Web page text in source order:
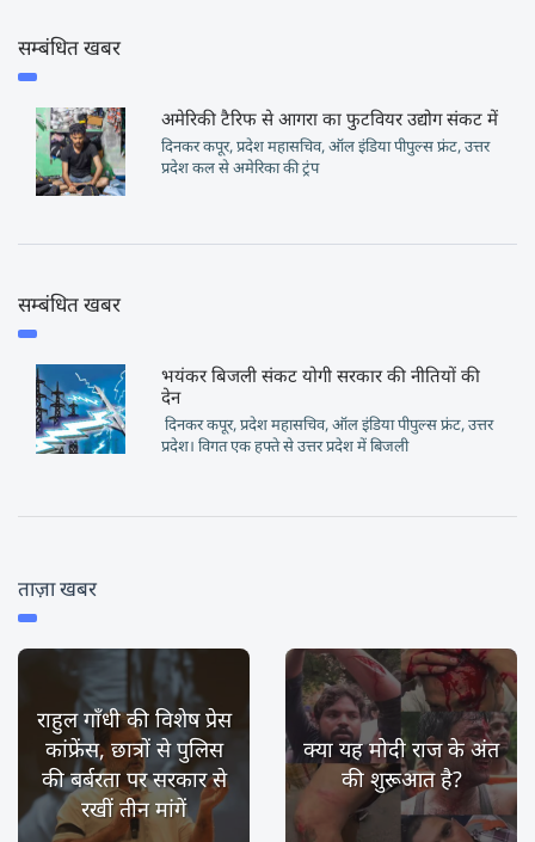
सम्बंधित खबर
अमेरिकी टैरिफ से आगरा का फुटवियर उद्योग संकट में
दिनकर कपूर, प्रदेश महासचिव, ऑल इंडिया पीपुल्स फ्रंट, उत्तर
प्रदेश कल से अमेरिका की ट्रंप
सम्बंधित खबर
भयंकर बिजली संकट योगी सरकार की नीतियों की
देन
दिनकर कपूर, प्रदेश महासचिव, ऑल इंडिया पीपुल्स फ्रंट, उत्तर
प्रदेश। विगत एक हफ्ते से उत्तर प्रदेश में बिजली
ताज़ा खबर
राहुल गाँधी की विशेष प्रेस
कांफ्रेंस, छात्रों से पुलिस
की बर्बरता पर सरकार से
रखीं तीन मांगें
क्या यह मोदी राज के अंत
की शुरूआत है?